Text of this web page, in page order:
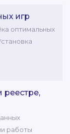
игр
оптимальных
реестре,
работы